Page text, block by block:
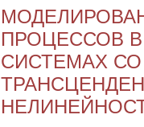
ПРОЦЕССОВ
СИСТЕМАХ